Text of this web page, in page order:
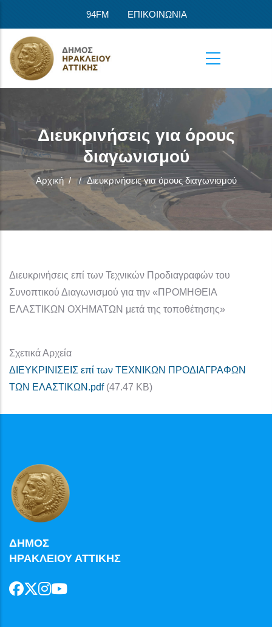
94FM ΕΠΙΚΟΙΝΩΝΙΑ
Διευκρινήσεις για όρους
διαγωνισμού
Αρχική / / Διευκρινήσεις για όρους διαγωνισμού
Διευκρινήσεις επί των Τεχνικών Προδιαγραφών του
Συνοπτικού Διαγωνισμού για την «ΠΡΟΜΗΘΕΙΑ
ΕΛΑΣΤΙΚΩΝ ΟΧΗΜΑΤΩΝ μετά της τοποθέτησης»
Σχετικά Αρχεία
ΔΙΕΥΚΡΙΝΙΣΕΙΣ επί των ΤΕΧΝΙΚΩΝ ΠΡΟΔΙΑΓΡΑΦΩΝ
ΤΩΝ ΕΛΑΣΤΙΚΩΝ.pdf (47.47 KB)
ΔΗΜΟΣ
ΗΡΑΚΛΕΙΟΥ ΑΤΤΙΚΗΣ